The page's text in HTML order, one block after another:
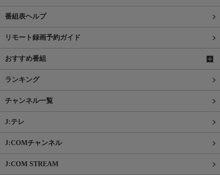
番組表ヘルプ
リモート録画予約ガイド
おすすめ番組
ランキング
チャンネル一覧
J:テレ
J:COMチャンネル
J:COM STREAM